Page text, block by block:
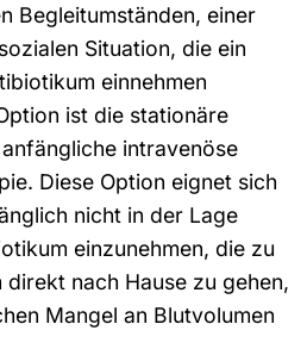
Begleitumständen, einer
Situation, die ein
einnehmen
ist die stationäre
intravenöse
Diese Option eignet sich
nicht in der Lage
einzunehmen, die zu
nach Hause zu gehen,
Mangel an Blutvolumen